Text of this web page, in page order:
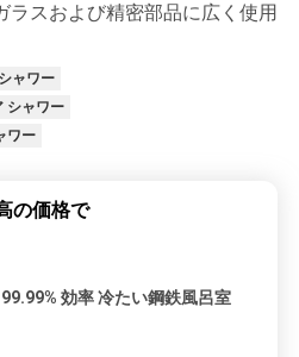
ラスおよび精密部品に広く使用
ャワー
シャワー
ワー
の価格で
99.99% 効率 冷たい鋼鉄風呂室